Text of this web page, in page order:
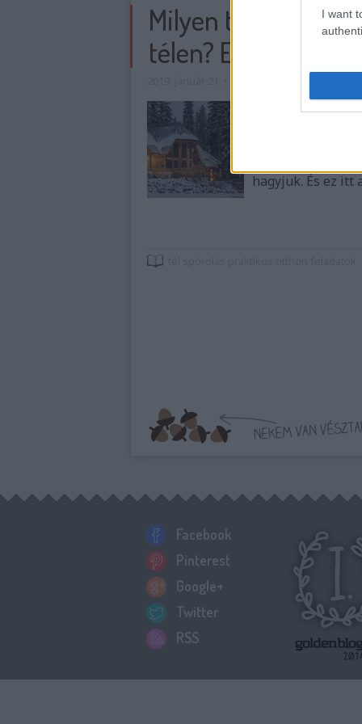
I want
Milyen teendőket
télen? Egyáltalán
Minden
helyzet a téllel?
hagyjuk. És ez itt
Facebook
Pinterest
Google+
Twitter
RSS